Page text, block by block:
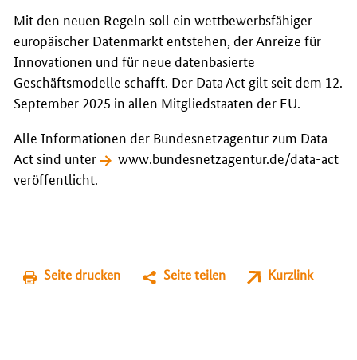
Mit den neuen Regeln soll ein wettbewerbsfähiger
europäischer Datenmarkt entstehen, der Anreize für
Innovationen und für neue datenbasierte
Geschäftsmodelle schafft. Der Data Act gilt seit dem 12.
September 2025 in allen Mitgliedstaaten der EU
Alle Informationen der Bundesnetzagentur zum Data
Act sind unter
www.bundesnetzagentur.de/data-act
veröffentlicht.
Seite drucken Seite teilen Kurzlink